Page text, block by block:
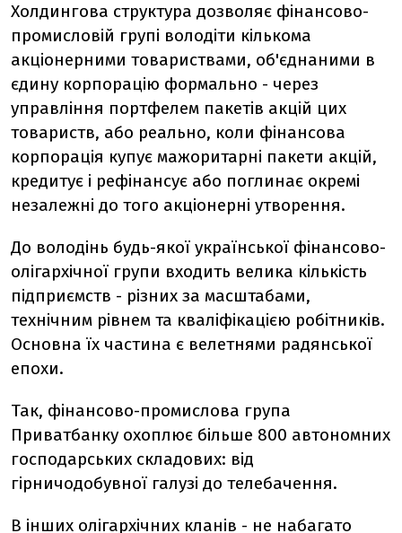
Холдингова структура дозволяє фінансово-
промисловій групі володіти кількома
акціонерними товариствами, об'єднаними в
єдину корпорацію формально - через
управління портфелем пакетів акцій цих
товариств, або реально, коли фінансова
корпорація купує мажоритарні пакети акцій,
кредитує і рефінансує або поглинає окремі
незалежні до того акціонерні утворення.
До володінь будь-якої української фінансово-
олігархічної групи входить велика кількість
підприємств - різних за масштабами,
технічним рівнем та кваліфікацією робітників.
Основна їх частина є велетнями радянської
епохи.
Так, фінансово-промислова група
Приватбанку охоплює більше 800 автономних
господарських складових: від
гірничодобувної галузі до телебачення.
В інших олігархічних кланів - не набагато